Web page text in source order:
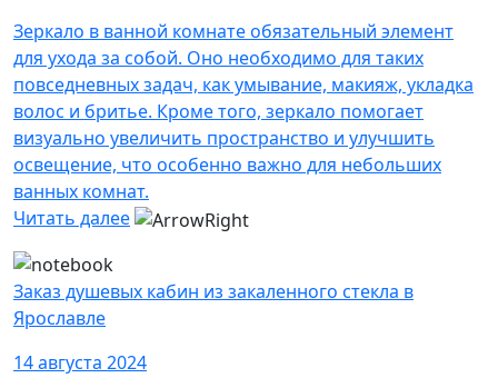
Зеркало в ванной комнате обязательный элемент
для ухода за собой. Оно необходимо для таких
повседневных задач, как умывание, макияж, укладка
волос и бритье. Кроме того, зеркало помогает
визуально увеличить пространство и улучшить
освещение, что особенно важно для небольших
ванных комнат.
Читать далее
Заказ душевых кабин из закаленного стекла в
Ярославле
14 августа 2024